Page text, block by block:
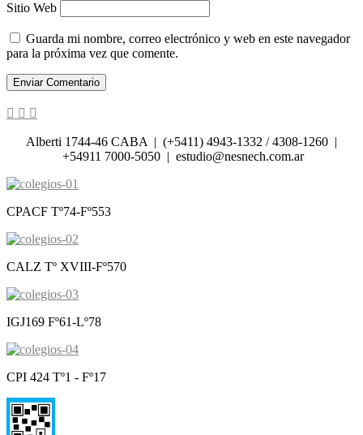
Sitio Web
Guarda mi nombre, correo electrónico y web en este navegador
para la próxima vez que comente.
Alberti 1744-46 CABA | (+5411) 4943-1332 / 4308-1260 |
+54911 7000-5050 | estudio@nesnech.com.ar
CPACF Tº74-Fº553
CALZ Tº XVIII-Fº570
IGJ169 Fº61-Lº78
CPI 424 Tº1 - Fº17